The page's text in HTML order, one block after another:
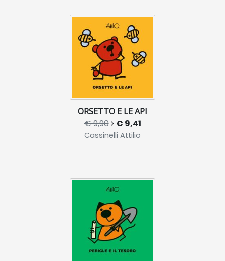
ORSETTO E LE API
€ 9,90 € 9,41
Cassinelli Attilio